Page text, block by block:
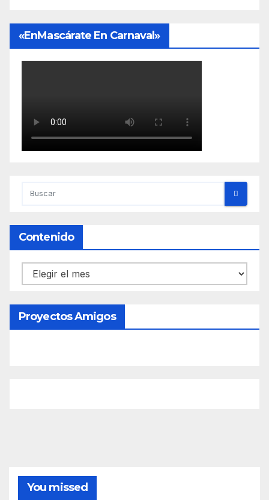
«EnMascárate En Carnaval»
Contenido
Contenido
Proyectos Amigos
You missed